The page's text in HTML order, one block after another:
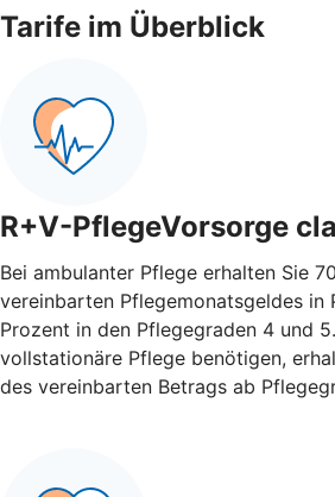
Tarife im Überblick
R+V-PflegeVorsorge
Bei ambulanter Pflege erhalten Sie
vereinbarten Pflegemonatsgeldes in
Prozent in den Pflegegraden 4 und
vollstationäre Pflege benötigen,
des vereinbarten Betrags ab